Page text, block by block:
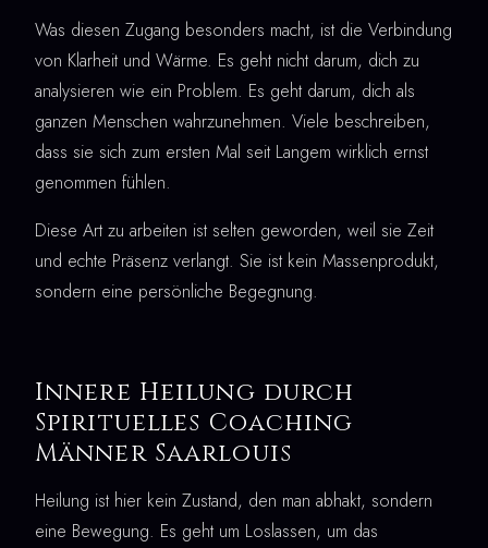
Was diesen Zugang besonders macht, ist die Verbindung
von Klarheit und Wärme. Es geht nicht darum, dich zu
analysieren wie ein Problem. Es geht darum, dich als
ganzen Menschen wahrzunehmen. Viele beschreiben,
dass sie sich zum ersten Mal seit Langem wirklich ernst
genommen fühlen.
Diese Art zu arbeiten ist selten geworden, weil sie Zeit
und echte Präsenz verlangt. Sie ist kein Massenprodukt,
sondern eine persönliche Begegnung.
Innere Heilung durch
Spirituelles Coaching
Männer Saarlouis
Heilung ist hier kein Zustand, den man abhakt, sondern
eine Bewegung. Es geht um Loslassen, um das